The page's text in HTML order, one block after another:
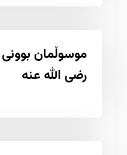
موسوڵمان
رضی الله عنه